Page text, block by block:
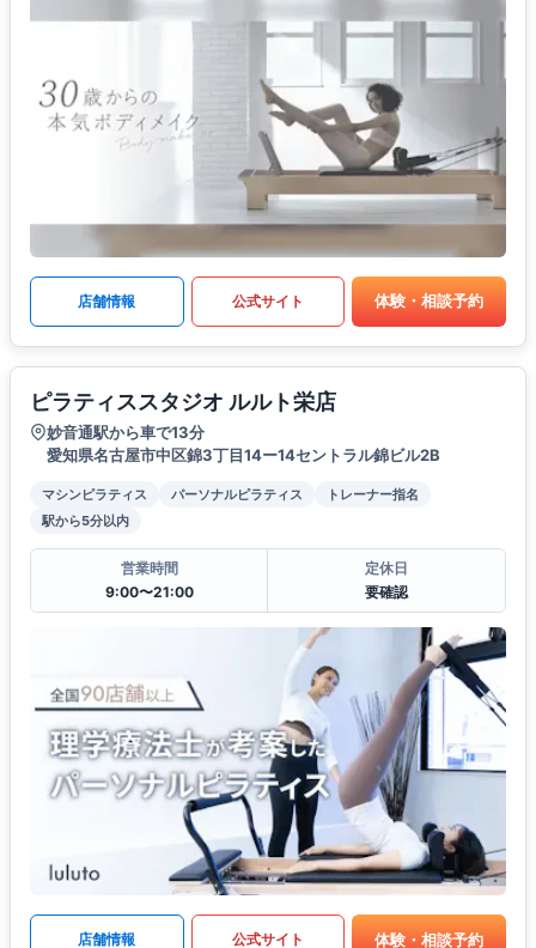
店舗情報 公式サイト 体験・相談予約
ピラティススタジオ ルルト栄店
妙音通駅から車で13分
愛知県名古屋市中区錦3丁目14ー14セントラル錦ビル2B
マシンピラティス パーソナルピラティス
トレーナー指名
駅から5分以内
営業時間
9:00〜21:00
定休日
要確認
店舗情報 公式サイト 体験・相談予約